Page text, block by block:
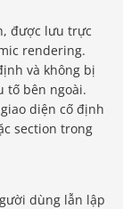
được lưu trực
rendering.
và không bị
tố bên ngoài.
diện cố định
section trong
dùng lẫn lập